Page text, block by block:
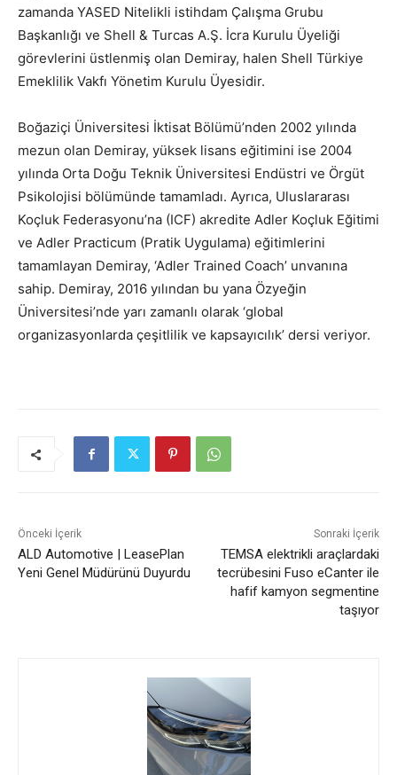
zamanda YASED Nitelikli istihdam Çalışma Grubu
Başkanlığı ve Shell & Turcas A.Ş. İcra Kurulu Üyeliği
görevlerini üstlenmiş olan Demiray, halen Shell Türkiye
Emeklilik Vakfı Yönetim Kurulu Üyesidir.
Boğaziçi Üniversitesi İktisat Bölümü’nden 2002 yılında
mezun olan Demiray, yüksek lisans eğitimini ise 2004
yılında Orta Doğu Teknik Üniversitesi Endüstri ve Örgüt
Psikolojisi bölümünde tamamladı. Ayrıca, Uluslararası
Koçluk Federasyonu’na (ICF) akredite Adler Koçluk Eğitimi
ve Adler Practicum (Pratik Uygulama) eğitimlerini
tamamlayan Demiray, ‘Adler Trained Coach’ unvanına
sahip. Demiray, 2016 yılından bu yana Özyeğin
Üniversitesi’nde yarı zamanlı olarak ‘global
organizasyonlarda çeşitlilik ve kapsayıcılık’ dersi veriyor.
Önceki İçerik
ALD Automotive | LeasePlan
Yeni Genel Müdürünü Duyurdu
Sonraki İçerik
TEMSA elektrikli araçlardaki
tecrübesini Fuso eCanter ile
hafif kamyon segmentine
taşıyor